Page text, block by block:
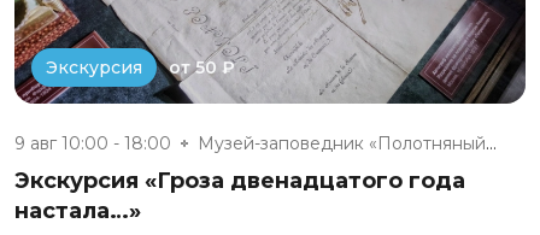
Экскурсия от 50 ₽
9 авг 10:00 - 18:00 Музей-заповедник «Полотняный З...
Экскурсия «Гроза двенадцатого года
настала…»